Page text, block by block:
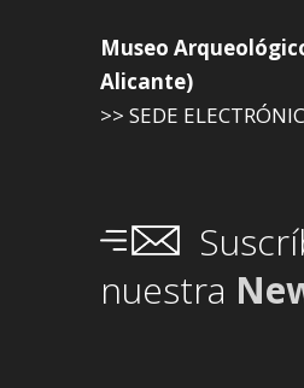
Museo
Alicante)
>> SEDE
nuestra